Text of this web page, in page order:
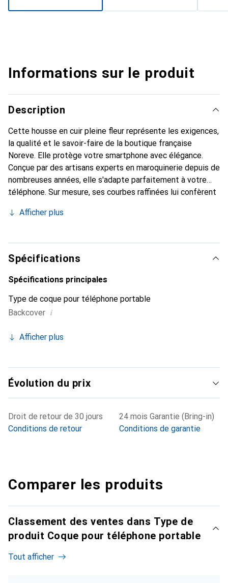
Informations sur le produit
Description
Cette housse en cuir pleine fleur représente les exigences,
la qualité et le savoir-faire de la boutique française
Noreve. Elle protège votre smartphone avec élégance.
Conçue par des artisans experts en maroquinerie depuis de
nombreuses années, elle s'adapte parfaitement à votre
téléphone. Sur mesure, ses courbes raffinées lui confèrent
et indispensable de votre smartphone. Reconnaît
marque Noreve est un choix sûr pour une clientèle
exigeante.
Afficher plus
Spécifications
Spécifications principales
Type de coque pour téléphone portable
Backcover i
Afficher plus
Évolution du prix
Droit de retour de 30 jours
Conditions de retour
24 mois Garantie (Bring-in)
Conditions de garantie
Comparer les produits
Classement des ventes dans Type de
produit Coque pour téléphone portable
Tout afficher